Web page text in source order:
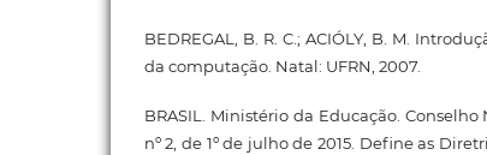
BEDREGAL, B. R. C.; ACIÓLY, B. M.
da computação. Natal: UFRN, 2007.
BRASIL. Ministério da Educação.
nº 2, de 1º de julho de 2015. Define as